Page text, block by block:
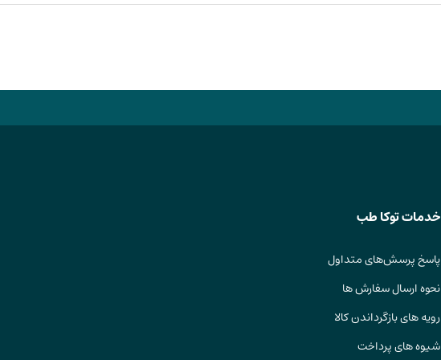
خدمات توکا طب
پاسخ پرسش‌های متداول
نحوه ارسال سفارش ها
رویه های بازگرداندن کالا
شیوه های پرداخت